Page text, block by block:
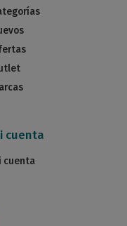
cuenta
cuenta